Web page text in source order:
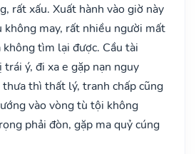
rất xấu. Xuất hành vào giờ này
may, rất nhiều người mất
không tìm lại được. Cầu tài
ý, đi xa e gặp nạn nguy
thì thất lý, tranh chấp cũng
vào vòng tù tội không
phải đòn, gặp ma quỷ cúng